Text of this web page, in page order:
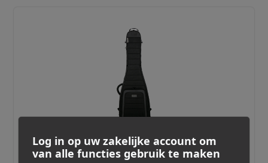
MONO · M80-2B-ULT-BLK
Log in op uw zakelijke account om
van alle functies gebruik te maken